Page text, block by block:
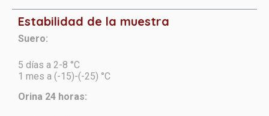
Estabilidad de la muestra
Suero:
5 días a 2-8 °C
1 mes a (-15)-(-25) °C
Orina 24 horas: